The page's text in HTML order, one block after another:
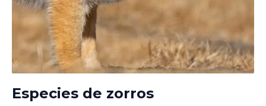
Especies de zorros